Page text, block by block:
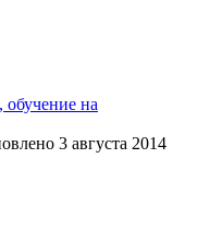
обучение на
3 августа 2014